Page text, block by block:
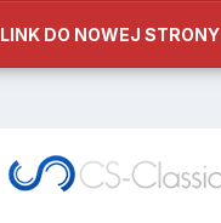
LINK DO NOWEJ STRONY